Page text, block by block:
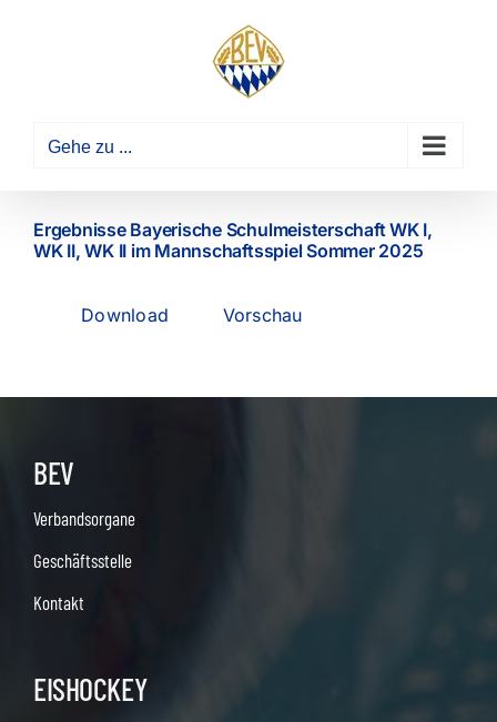
Gehe zu ...
Ergebnisse Bayerische Schulmeisterschaft WK I,
WK II, WK II im Mannschaftsspiel Sommer 2025
Download Vorschau
BEV
Verbandsorgane
Geschäftsstelle
Kontakt
EISHOCKEY